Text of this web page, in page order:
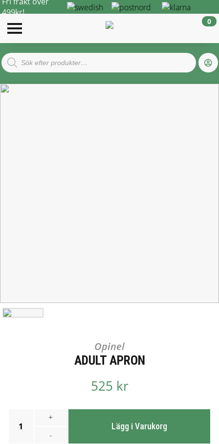
499kr!
0
Products
search
Opinel
ADULT APRON
525 kr
1
+
-
Lägg i Varukorg